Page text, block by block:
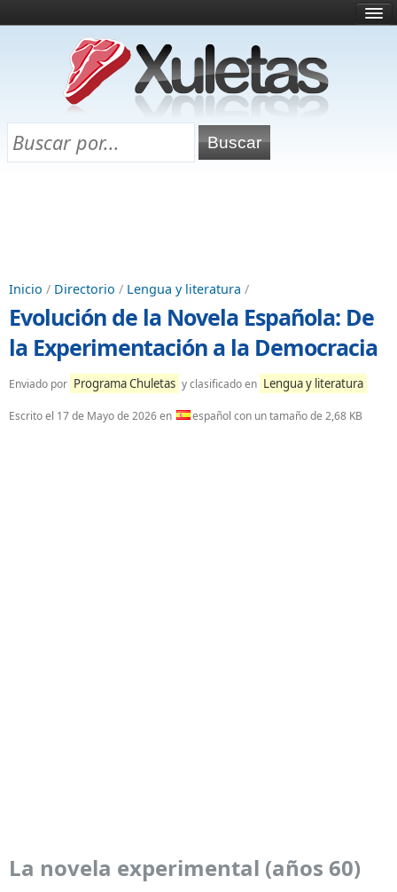
¿Qué es esto?
Directorio
Chuletas para exámenes
Inicio / Directorio / Lengua y literatura /
Evolución de la Novela Española: De
la Experimentación a la Democracia
Enviado por Programa Chuletas y clasificado en Lengua y literatura
Escrito el 17 de Mayo de 2026en español con un tamaño de 2,68 KB
La novela experimental (años 60)